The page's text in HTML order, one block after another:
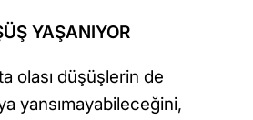
YAŞANIYOR
olası düşüşlerin de
yansımayabileceğini,